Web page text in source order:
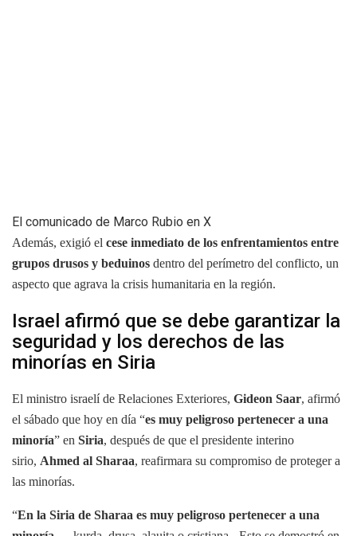
El comunicado de Marco Rubio en X
Además, exigió el cese inmediato de los enfrentamientos entre
grupos drusos y beduinos dentro del perímetro del conflicto, un
aspecto que agrava la crisis humanitaria en la región.
Israel afirmó que se debe garantizar la
seguridad y los derechos de las
minorías en Siria
El ministro israelí de Relaciones Exteriores, Gideon Saar, afirmó
el sábado que hoy en día “es muy peligroso pertenecer a una
minoría” en Siria, después de que el presidente interino
sirio, Ahmed al Sharaa, reafirmara su compromiso de proteger a
las minorías.
“En la Siria de Sharaa es muy peligroso pertenecer a una